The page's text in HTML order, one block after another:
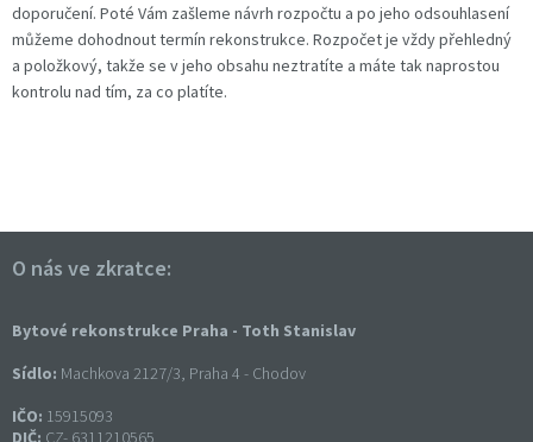
doporučení. Poté Vám zašleme návrh rozpočtu a po jeho odsouhlasení
můžeme dohodnout termín rekonstrukce. Rozpočet je vždy přehledný
a položkový, takže se v jeho obsahu neztratíte a máte tak naprostou
kontrolu nad tím, za co platíte.
O nás ve zkratce:
Bytové rekonstrukce Praha - Toth Stanislav
Sídlo: Machkova 2127/3, Praha 4 - Chodov
IČO: 15915093
DIČ: CZ- 6311210565